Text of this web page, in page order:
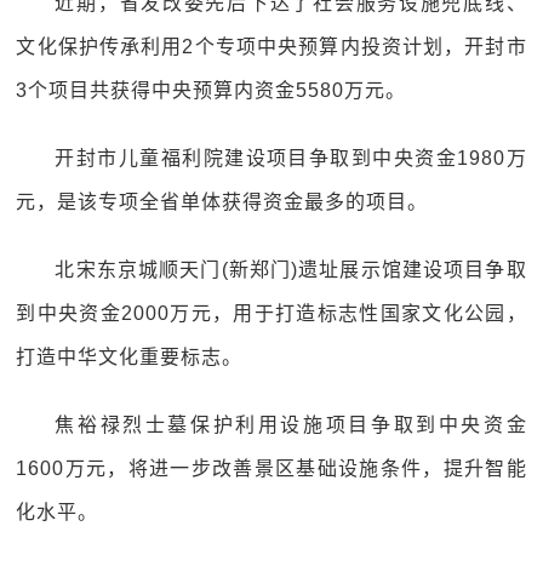
文化保护传承利用2个专项中央预算内投资计划，开封市
3个项目共获得中央预算内资金5580万元。
开封市儿童福利院建设项目争取到中央资金1980万
元，是该专项全省单体获得资金最多的项目。
北宋东京城顺天门(新郑门)遗址展示馆建设项目争取
到中央资金2000万元，用于打造标志性国家文化公园，
打造中华文化重要标志。
焦裕禄烈士墓保护利用设施项目争取到中央资金
1600万元，将进一步改善景区基础设施条件，提升智能
化水平。